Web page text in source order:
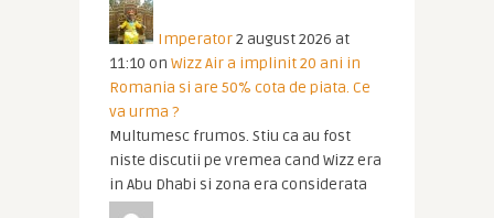
Imperator2 august 2026 at
11:10 on Wizz Air a implinit 20 ani in
Romania si are 50% cota de piata. Ce
va urma ?
Multumesc frumos. Stiu ca au fost
niste discutii pe vremea cand Wizz era
in Abu Dhabi si zona era considerata